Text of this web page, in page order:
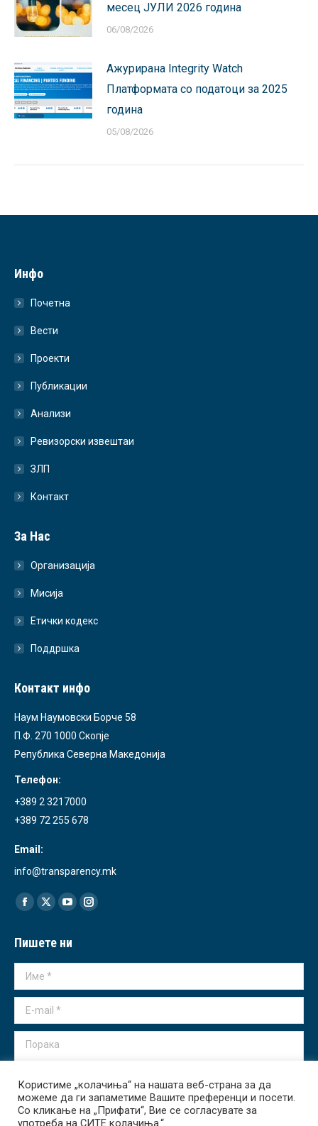
месец ЈУЛИ 2026 година
06/08/2026
Ажурирана Integrity Watch
Платформата со податоци за 2025
година
05/08/2026
Инфо
Почетна
Вести
Проекти
Публикации
Анализи
Ревизорски извештаи
ЗЛП
Контакт
За Нас
Организација
Мисија
Етички кодекс
Поддршка
Контакт инфо
Наум Наумовски Борче 58
П.Ф. 270 1000 Скопје
Република Северна Македонија
Телефон:
+389 2 3217000
+389 72 255 678
Email:
info@transparency.mk
Find us on:
Facebook
opens
in
new
X
opens
in
YouTube
opens
in
Instagram
in
Пишете ни
Име *
E-mail *
Порака
Испрати
Користиме „колачиња“ на нашата веб-страна за да
можеме да ги запаметиме Вашите преференци и посети.
Со кликање на „Прифати“, Вие се согласувате за
употреба на СИТЕ колачиња.“